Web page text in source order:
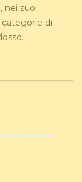
nei suoi
di